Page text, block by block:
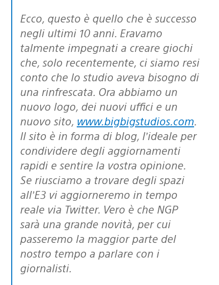
Ecco, questo è quello che è successo
negli ultimi 10 anni. Eravamo
talmente impegnati a creare giochi
che, solo recentemente, ci siamo resi
conto che lo studio aveva bisogno di
una rinfrescata. Ora abbiamo un
nuovo logo, dei nuovi uffici e un
nuovo sito, www.bigbigstudios.com.
Il sito è in forma di blog, l’ideale per
condividere degli aggiornamenti
rapidi e sentire la vostra opinione.
Se riusciamo a trovare degli spazi
all’E3 vi aggiorneremo in tempo
reale via Twitter. Vero è che NGP
sarà una grande novità, per cui
passeremo la maggior parte del
nostro tempo a parlare con i
giornalisti.